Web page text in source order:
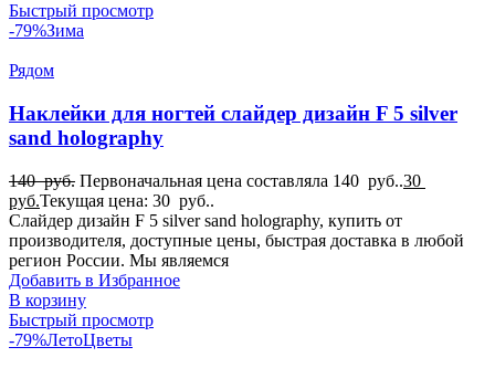
Быстрый просмотр
-79%Зима
Рядом
Наклейки для ногтей слайдер дизайн F 5 silver
sand holography
140руб. Первоначальная цена составляла 140 руб..30
руб.Текущая цена: 30 руб..
Слайдер дизайн F 5 silver sand holography, купить от
производителя, доступные цены, быстрая доставка в любой
регион России. Мы являемся
Добавить в Избранное
В корзину
Быстрый просмотр
-79%ЛетоЦветы